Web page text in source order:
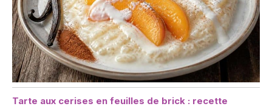
Tarte aux cerises en feuilles de brick : recette